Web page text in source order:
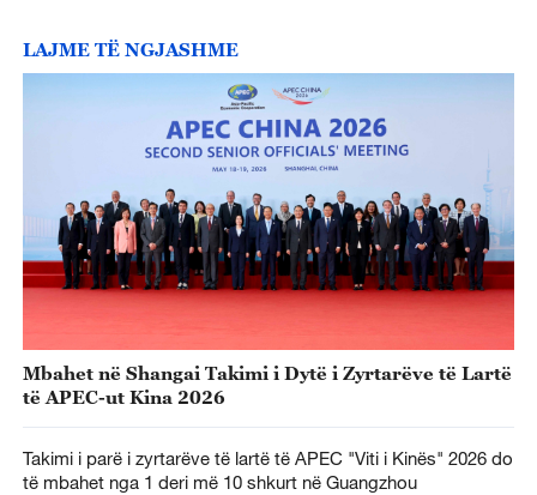
LAJME TË NGJASHME
Mbahet në Shangai Takimi i Dytë i Zyrtarëve të Lartë
të APEC-ut Kina 2026
Takimi i parë i zyrtarëve të lartë të APEC "Viti i Kinës" 2026 do
të mbahet nga 1 deri më 10 shkurt në Guangzhou